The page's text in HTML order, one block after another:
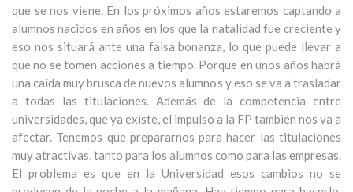
que se nos viene. En los próximos años estaremos captando a
alumnos nacidos en años en los que la natalidad fue creciente y
eso nos situará ante una falsa bonanza, lo que puede llevar a
que no se tomen acciones a tiempo. Porque en unos años habrá
una caída muy brusca de nuevos alumnos y eso se va a trasladar
a todas las titulaciones. Además de la competencia entre
universidades, que ya existe, el impulso a la FP también nos va a
afectar. Tenemos que prepararnos para hacer las titulaciones
muy atractivas, tanto para los alumnos como para las empresas.
El problema es que en la Universidad esos cambios no se